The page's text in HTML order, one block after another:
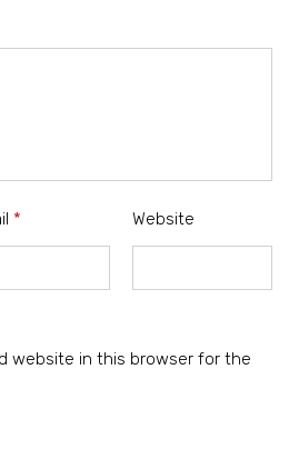
* Website
website in this browser for the